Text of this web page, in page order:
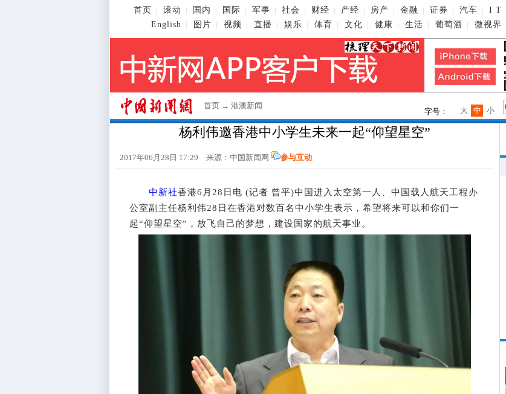
首页 滚动 国内 国际 军事 社会 财经 产经 房产 金融 证券 汽车 I T
English
图片 视频 直播 娱乐 体育 文化 健康 生活 葡萄酒 微视界
首页 → 港澳新闻
字号： 小
中
大
杨利伟邀香港中小学生未来一起“仰望星空”
2017年06月28日 17:29 来源： 中国新闻网 参与互动
中新社香港6月28日电 (记者 曾平)中国进入太空第一人、中国载人航天工程办
公室副主任杨利伟28日在香港对数百名中小学生表示，希望将来可以和你们一
起“仰望星空”，放飞自己的梦想，建设国家的航天事业。